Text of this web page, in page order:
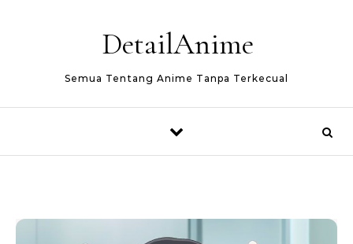
DetailAnime
Semua Tentang Anime Tanpa Terkecual